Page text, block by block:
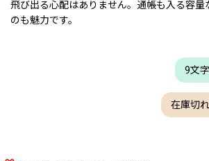
飛び出る心配はありません。通帳も入る容量
のも魅力です。
9文
在庫切